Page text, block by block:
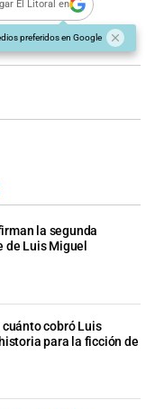
El Litoral en
preferidos en Google
la segunda
Luis Miguel
cuánto cobró Luis
para la ficción de